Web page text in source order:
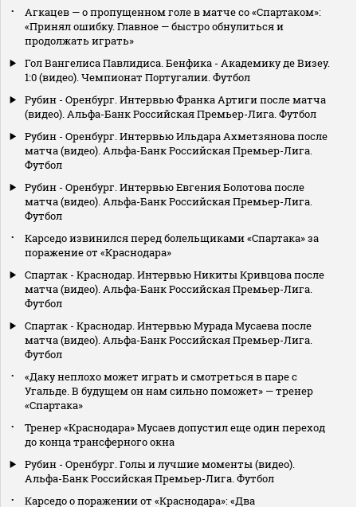
Агкацев — о пропущенном голе в матче со «Спартаком»:
«Принял ошибку. Главное — быстро обнулиться и
продолжать играть»
Гол Вангелиса Павлидиса. Бенфика - Академику де Визеу.
1:0 (видео). Чемпионат Португалии. Футбол
Рубин - Оренбург. Интервью Франка Артиги после матча
(видео). Альфа-Банк Российская Премьер-Лига. Футбол
Рубин - Оренбург. Интервью Ильдара Ахметзянова после
матча (видео). Альфа-Банк Российская Премьер-Лига.
Футбол
Рубин - Оренбург. Интервью Евгения Болотова после
матча (видео). Альфа-Банк Российская Премьер-Лига.
Футбол
Карседо извинился перед болельщиками «Спартака» за
поражение от «Краснодара»
Спартак - Краснодар. Интервью Никиты Кривцова после
матча (видео). Альфа-Банк Российская Премьер-Лига.
Футбол
Спартак - Краснодар. Интервью Мурада Мусаева после
матча (видео). Альфа-Банк Российская Премьер-Лига.
Футбол
«Даку неплохо может играть и смотреться в паре с
Угальде. В будущем он нам сильно поможет» — тренер
«Спартака»
Тренер «Краснодара» Мусаев допустил еще один переход
до конца трансферного окна
Рубин - Оренбург. Голы и лучшие моменты (видео).
Альфа-Банк Российская Премьер-Лига. Футбол
Карседо о поражении от «Краснодара»: «Два